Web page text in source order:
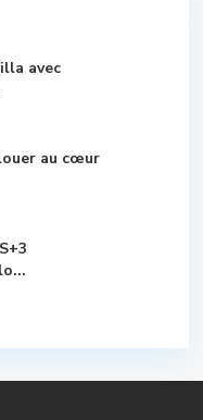
avec
au cœur